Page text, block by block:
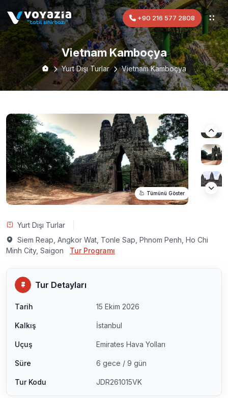
+90 216 577 2808
Vietnam Kamboçya
Yurt Dışı Turlar Vietnam Kamboçya
Tümünü Göster
Yurt Dışı Turlar
Siem Reap, Angkor Wat, Tonle Sap, Phnom Penh, Ho Chi
Minh City, Saigon
Tur Programı
Tur Detayları
Tarih 15 Ekim 2026
Kalkış İstanbul
Uçuş Emirates Hava Yolları
Süre 6 gece / 9 gün
Tur Kodu JDR261015VK